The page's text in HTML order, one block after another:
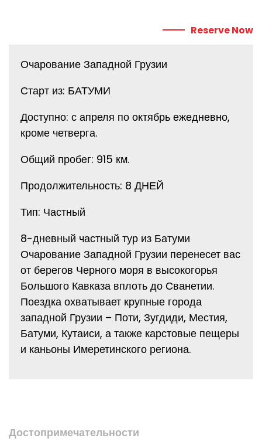
Reserve Now
Очарование Западной Грузии
Старт из: БАТУМИ
Доступно: с апреля по октябрь ежедневно,
кроме четверга.
Общий пробег: 915 км.
Продолжительность: 8 ДНЕЙ
Тип: Частный
8-дневный частный тур из Батуми
Очарование Западной Грузии перенесет вас
от берегов Черного моря в высокогорья
Большого Кавказа вплоть до Сванетии.
Поездка охватывает крупные города
западной Грузии – Поти, Зугдиди, Местия,
Батуми, Кутаиси, а также карстовые пещеры
и каньоны Имеретинского региона.
Достопримечательности